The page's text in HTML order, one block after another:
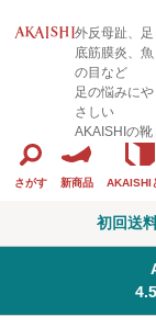
外反母趾、足
底筋膜炎、魚
の目など
足の悩みにや
さしい
AKAISHIの靴
さがす 新商品 AKAISHI
初回送
4.5